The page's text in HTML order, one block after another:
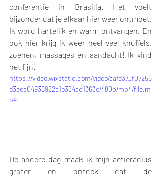
conferentie in Brasilia. Het voelt
bijzonder dat je elkaar hier weer ontmoet.
Ik word hartelijk en warm ontvangen. En
ook hier krijg ik weer heel veel knuffels,
zoenen, massages en aandacht! Ik vind
het fijn.
https://video.wixstatic.com/video/aafd37_f07256
d3eea04935982c1b384ac1363e/480p/mp4/file.m
p4
De andere dag maak ik mijn actieradius
groter en ontdek dat de